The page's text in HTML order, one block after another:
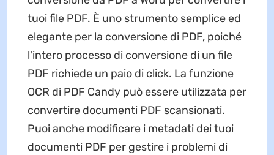
tuoi file PDF. È uno strumento semplice ed
elegante per la conversione di PDF, poiché
l'intero processo di conversione di un file
PDF richiede un paio di click. La funzione
OCR di PDF Candy può essere utilizzata per
convertire documenti PDF scansionati.
Puoi anche modificare i metadati dei tuoi
documenti PDF per gestire i problemi di